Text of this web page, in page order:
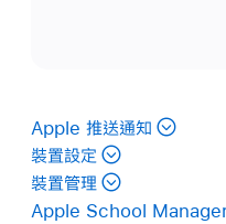
Apple 推送通知
裝置設定
裝置管理
Apple School